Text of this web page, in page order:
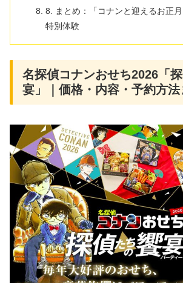
8. まとめ：「コナンと迎えるお正
特別体験
名探偵コナンおせち2026「
宴」｜価格・内容・予約方法